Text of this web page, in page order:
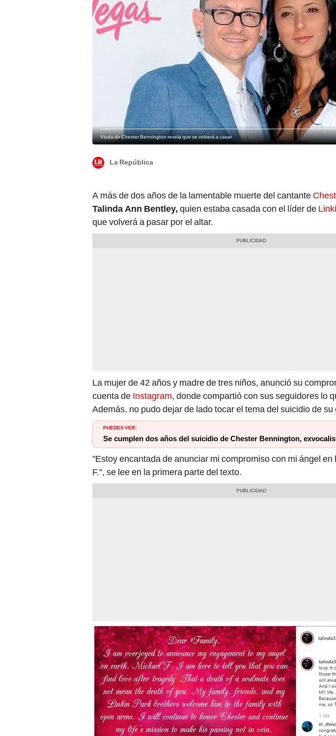
Viuda de Chester Bennington revela que se volverá a casar
La República
A más de dos años de la lamentable muerte del cantante
Talinda Ann Bentley, quien estaba casada con el líder de
que volverá a pasar por el altar.
La mujer de 42 años y madre de tres niños, anunció su
cuenta de Instagram, donde compartió con sus seguidores lo
Además, no pudo dejar de lado tocar el tema del suicidio de su
PUEDES VER:
Se cumplen dos años del suicidio de Chester Bennington,
"Estoy encantada de anunciar mi compromiso con mi ángel en
F.", se lee en la primera parte del texto.